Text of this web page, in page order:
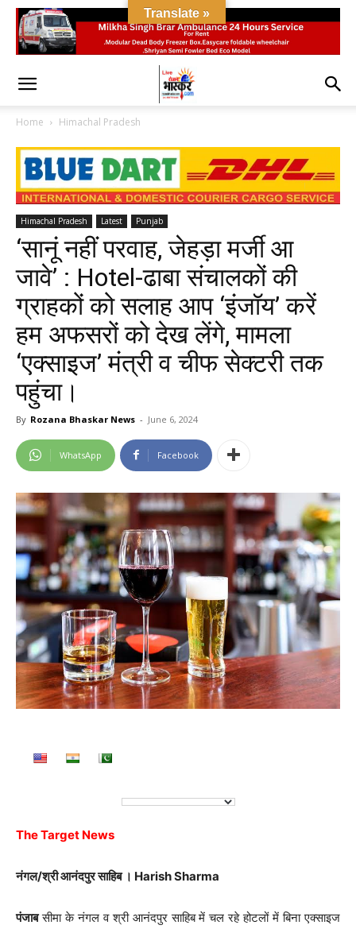
Home Himachal Pradesh
Himachal Pradesh Latest Punjab
‘सानूं नहीं परवाह, जेहड़ा मर्जी आ
जावे’ : Hotel-ढाबा संचालकों की
ग्राहकों को सलाह आप ‘इंजॉय’ करें
हम अफसरों को देख लेंगे, मामला
‘एक्साइज’ मंत्री व चीफ सेक्टरी तक
पहुंचा।
By Rozana Bhaskar News - June 6, 2024
WhatsApp Facebook
The Target News
नंगल/श्री आनंदपुर साहिब । Harish Sharma
पंजाबसीमा के नंगल व श्री आनंदपुर साहिब में चल रहे होटलों में बिना एक्साइज
Translate »